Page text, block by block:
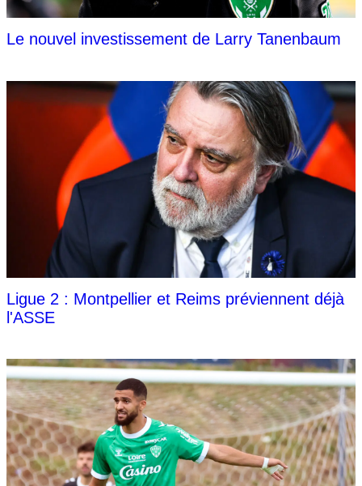
Le nouvel investissement de Larry Tanenbaum
Ligue 2 : Montpellier et Reims préviennent déjà
l'ASSE